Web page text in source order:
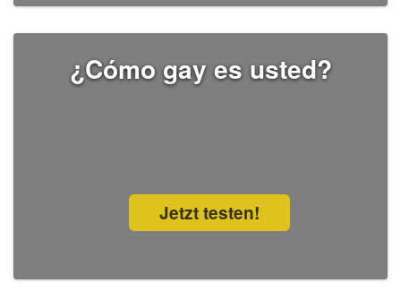
¿Cómo gay es usted?
Jetzt testen!